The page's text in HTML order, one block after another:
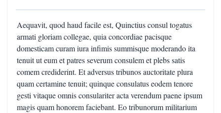
Aequavit, quod haud facile est, Quinctius consul togatus
armati gloriam collegae, quia concordiae pacisque
domesticam curam iura infimis summisque moderando ita
tenuit ut eum et patres severum consulem et plebs satis
comem crediderint. Et adversus tribunos auctoritate plura
quam certamine tenuit; quinque consulatus eodem tenore
gesti vitaque omnis consulariter acta verendum paene ipsum
magis quam honorem faciebant. Eo tribunorum militarium